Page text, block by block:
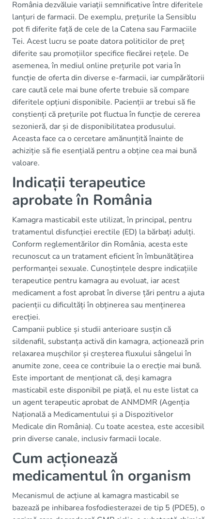
România dezvăluie variații semnificative între diferitele
lanțuri de farmacii. De exemplu, prețurile la Sensiblu
pot fi diferite față de cele de la Catena sau Farmaciile
Tei. Acest lucru se poate datora politicilor de preț
diferite sau promoțiilor specifice fiecărei rețele. De
asemenea, în mediul online prețurile pot varia în
funcție de oferta din diverse e-farmacii, iar cumpărătorii
care caută cele mai bune oferte trebuie să compare
diferitele opțiuni disponibile. Pacienții ar trebui să fie
conștienți că prețurile pot fluctua în funcție de cererea
sezonieră, dar și de disponibilitatea produsului.
Aceasta face ca o cercetare amănunțită înainte de
achiziție să fie esențială pentru a obține cea mai bună
valoare.
Indicații terapeutice
aprobate în România
Kamagra masticabil este utilizat, în principal, pentru
tratamentul disfuncției erectile (ED) la bărbați adulți.
Conform reglementărilor din România, acesta este
recunoscut ca un tratament eficient în îmbunătățirea
performanței sexuale. Cunoștințele despre indicațiile
terapeutice pentru kamagra au evoluat, iar acest
medicament a fost aprobat în diverse țări pentru a ajuta
pacienții cu dificultăți în obținerea sau menținerea
erecției.
Campanii publice și studii anterioare susțin că
sildenafil, substanța activă din kamagra, acționează prin
relaxarea mușchilor și creșterea fluxului sângelui în
anumite zone, ceea ce contribuie la o erecție mai bună.
Este important de menționat că, deși kamagra
masticabil este disponibil pe piață, el nu este listat ca
un agent terapeutic aprobat de ANMDMR (Agenția
Națională a Medicamentului și a Dispozitivelor
Medicale din România). Cu toate acestea, este accesibil
prin diverse canale, inclusiv farmacii locale.
Cum acționează
medicamentul în organism
Mecanismul de acțiune al kamagra masticabil se
bazează pe inhibarea fosfodiesterazei de tip 5 (PDE5), o